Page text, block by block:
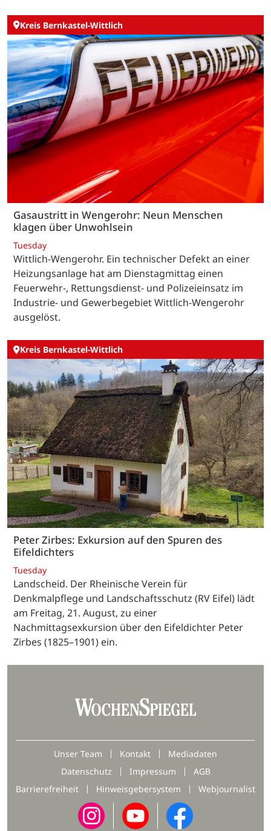
Kreis Bernkastel-Wittlich
Gasaustritt in Wengerohr: Neun Menschen
klagen über Unwohlsein
Tuesday
Wittlich-Wengerohr. Ein technischer Defekt an einer
Heizungsanlage hat am Dienstagmittag einen
Feuerwehr-, Rettungsdienst- und Polizeieinsatz im
Industrie- und Gewerbegebiet Wittlich-Wengerohr
ausgelöst.
Kreis Bernkastel-Wittlich
Peter Zirbes: Exkursion auf den Spuren des
Eifeldichters
Tuesday
Landscheid. Der Rheinische Verein für
Denkmalpflege und Landschaftsschutz (RV Eifel) lädt
am Freitag, 21. August, zu einer
Nachmittagsexkursion über den Eifeldichter Peter
Zirbes (1825–1901) ein.
Unser Team Kontakt
Mediadaten
Datenschutz
Impressum
AGB
Barrierefreiheit
Hinweisgebersystem Webjournalist